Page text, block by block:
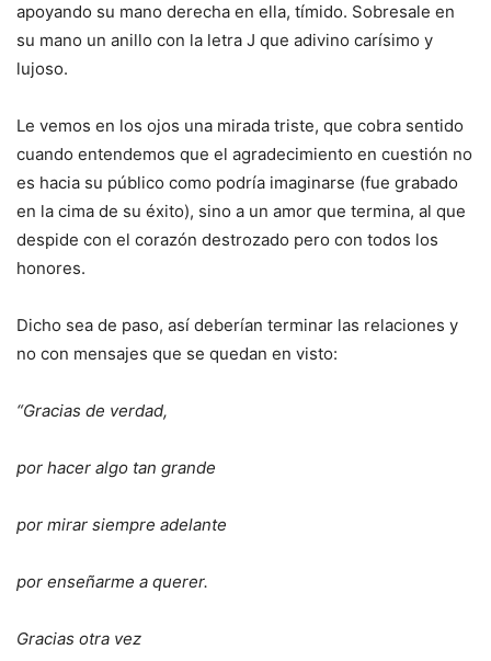
apoyando su mano derecha en ella, tímido. Sobresale en
su mano un anillo con la letra J que adivino carísimo y
lujoso.
Le vemos en los ojos una mirada triste, que cobra sentido
cuando entendemos que el agradecimiento en cuestión no
es hacia su público como podría imaginarse (fue grabado
en la cima de su éxito), sino a un amor que termina, al que
despide con el corazón destrozado pero con todos los
honores.
Dicho sea de paso, así deberían terminar las relaciones y
no con mensajes que se quedan en visto:
“Gracias de verdad,
por hacer algo tan grande
por mirar siempre adelante
por enseñarme a querer.
Gracias otra vez